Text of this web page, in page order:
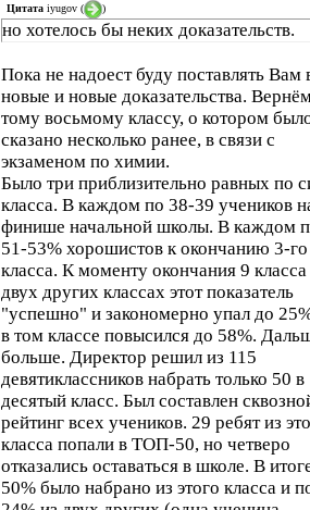
Цитата iyugov ( )
но хотелось бы неких доказательств.
Пока не надоест буду поставлять Вам
новые и новые доказательства.
тому восьмому классу, о котором
сказано несколько ранее, в связи с
экзаменом по химии.
Было три приблизительно равных по
класса. В каждом по 38-39 учеников
финише начальной школы. В каждом
51-53% хорошистов к окончанию 3-го
класса. К моменту окончания 9 класса
двух других классах этот показатель
"успешно" и закономерно упал до
в том классе повысился до 58%.
больше. Директор решил из 115
девятиклассников набрать только 50 в
десятый класс. Был составлен
рейтинг всех учеников. 29 ребят из
класса попали в ТОП-50, но четверо
отказались оставаться в школе. В
50% было набрано из этого класса и